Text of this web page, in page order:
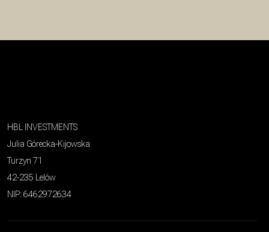
HBL INVESTMENTS
Julia Górecka-Kijowska
Turzyn 71
42-235 Lelów
NIP: 6462972634